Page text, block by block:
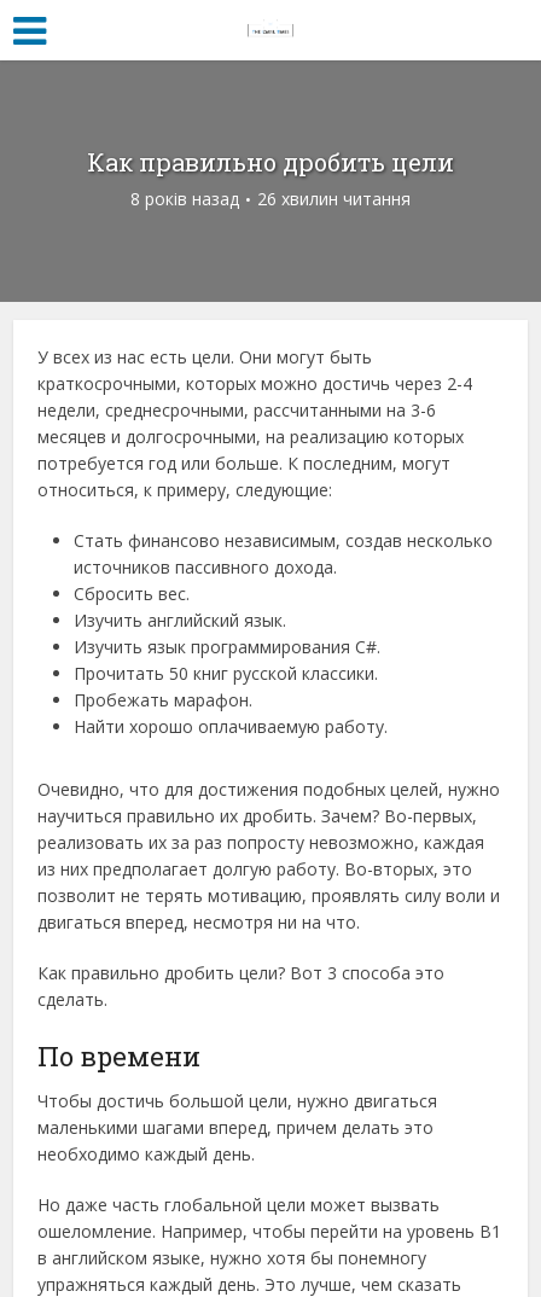
Как правильно дробить цели
8 років назад 26 хвилин читання
У всех из нас есть цели. Они могут быть
краткосрочными, которых можно достичь через 2-4
недели, среднесрочными, рассчитанными на 3-6
месяцев и долгосрочными, на реализацию которых
потребуется год или больше. К последним, могут
относиться, к примеру, следующие:
Стать финансово независимым, создав несколько
источников пассивного дохода.
Сбросить вес.
Изучить английский язык.
Изучить язык программирования C#.
Прочитать 50 книг русской классики.
Пробежать марафон.
Найти хорошо оплачиваемую работу.
Очевидно, что для достижения подобных целей, нужно
научиться правильно их дробить. Зачем? Во-первых,
реализовать их за раз попросту невозможно, каждая
из них предполагает долгую работу. Во-вторых, это
позволит не терять мотивацию, проявлять силу воли и
двигаться вперед, несмотря ни на что.
Как правильно дробить цели? Вот 3 способа это
сделать.
По времени
Чтобы достичь большой цели, нужно двигаться
маленькими шагами вперед, причем делать это
необходимо каждый день.
Но даже часть глобальной цели может вызвать
ошеломление. Например, чтобы перейти на уровень В1
в английском языке, нужно хотя бы понемногу
упражняться каждый день. Это лучше, чем сказать